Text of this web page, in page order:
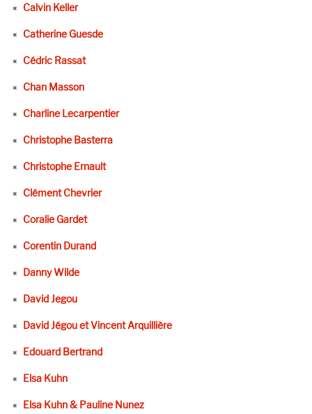
Calvin Keller
Catherine Guesde
Cédric Rassat
Chan Masson
Charline Lecarpentier
Christophe Basterra
Christophe Ernault
Clément Chevrier
Coralie Gardet
Corentin Durand
Danny Wilde
David Jegou
David Jégou et Vincent Arquillière
Edouard Bertrand
Elsa Kuhn
Elsa Kuhn & Pauline Nunez